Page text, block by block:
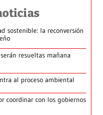
sostenible: la reconversión
resueltas mañana
al proceso ambiental
coordinar con los gobiernos